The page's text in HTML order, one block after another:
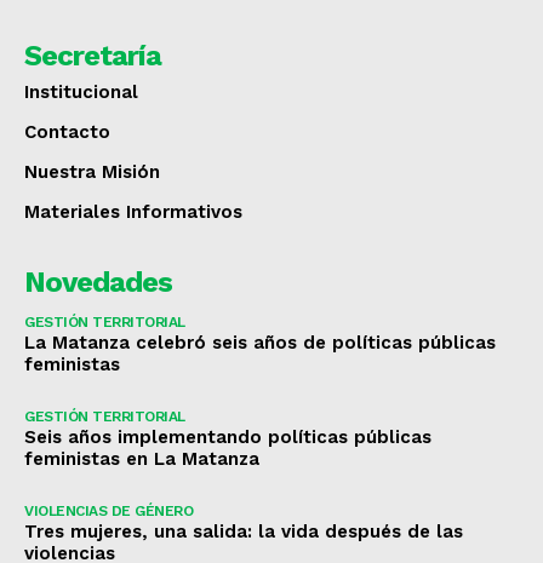
Secretaría
Institucional
Contacto
Nuestra Misión
Materiales Informativos
Novedades
GESTIÓN TERRITORIAL
La Matanza celebró seis años de políticas públicas
feministas
GESTIÓN TERRITORIAL
Seis años implementando políticas públicas
feministas en La Matanza
VIOLENCIAS DE GÉNERO
Tres mujeres, una salida: la vida después de las
violencias